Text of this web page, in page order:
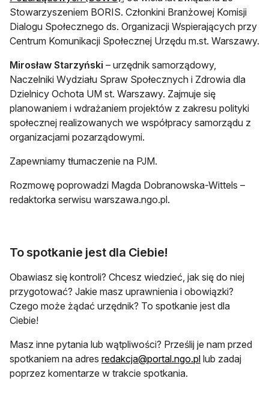
Stowarzyszeniem BORIS. Członkini Branżowej Komisji
Dialogu Społecznego ds. Organizacji Wspierających przy
Centrum Komunikacji Społecznej Urzędu m.st. Warszawy.
Mirosław Starzyński – urzędnik samorządowy,
Naczelniki Wydziału Spraw Społecznych i Zdrowia dla
Dzielnicy Ochota UM st. Warszawy. Zajmuje się
planowaniem i wdrażaniem projektów z zakresu polityki
społecznej realizowanych we współpracy samorządu z
organizacjami pozarządowymi.
Zapewniamy tłumaczenie na PJM.
Rozmowę poprowadzi Magda Dobranowska-Wittels –
redaktorka serwisu warszawa.ngo.pl.
To spotkanie jest dla Ciebie!
Obawiasz się kontroli? Chcesz wiedzieć, jak się do niej
przygotować? Jakie masz uprawnienia i obowiązki?
Czego może żądać urzędnik? To spotkanie jest dla
Ciebie!
Masz inne pytania lub wątpliwości? Prześlij je nam przed
spotkaniem na adres redakcja@portal.ngo.plotwiera się w
lub zadaj
poprzez komentarze w trakcie spotkania.